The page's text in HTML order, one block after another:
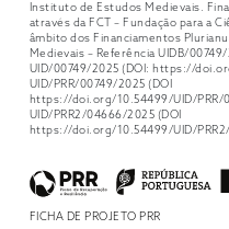
Instituto de Estudos Medievais.
através da FCT – Fundação para a
âmbito dos Financiamentos
Medievais – Referência UIDB/
UID/00749/2025 (DOI: https://
UID/PRR/00749/2025 (DOI
https://doi.org/10.54499/UID/PRR/
UID/PRR2/04666/2025 (DOI
https://doi.org/10.54499/UID/
FICHA DE PROJETO PRR